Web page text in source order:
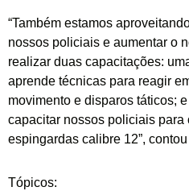
“Também estamos
nossos policiais e aumentar o
realizar duas capacitações:
aprende técnicas para reagir
movimento e disparos táticos;
capacitar nossos policiais para
espingardas calibre 12”,
Tópicos: